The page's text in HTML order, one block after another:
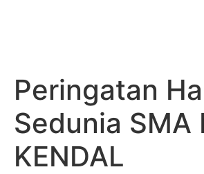
Peringatan
Sedunia SMA
KENDAL